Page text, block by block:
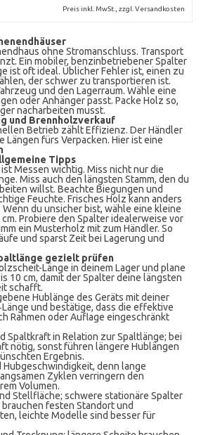
Preis inkl. MwSt., zzgl. Versandkosten
ohne Stromanschluss. Transport
Ein mobiler, benzinbetriebener Spalter
ist oft ideal. Üblicher Fehler ist, einen zu
der schwer zu transportieren ist.
und den Lagerraum. Wähle eine
oder Anhänger passt. Packe Holz so,
nacharbeiten musst.
und Brennholzverkauf
Betrieb zählt Effizienz. Der Händler
Längen fürs Verpacken. Hier ist eine
Tipps
ist Messen wichtig. Miss nicht nur die
Miss auch den längsten Stamm, den du
willst. Beachte Biegungen und
Feuchte. Frisches Holz kann anders
du unsicher bist, wähle eine kleine
Probiere den Spalter idealerweise vor
ein Musterholz mit zum Händler. So
und sparst Zeit bei Lagerung und
gezielt prüfen
Länge in deinem Lager und plane
10 cm, damit der Spalter deine längsten
schafft.
Hublänge des Geräts mit deiner
und bestätige, dass die effektive
Rahmen oder Auflage eingeschränkt
Spaltkraft in Relation zur Spaltlänge; bei
nötig, sonst führen längere Hublängen
Ergebnis.
denn lange
Zyklen verringern den
Volumen.
Stellfläche; schwere stationäre Spalter
festen Standort und
leichte Modelle sind besser für